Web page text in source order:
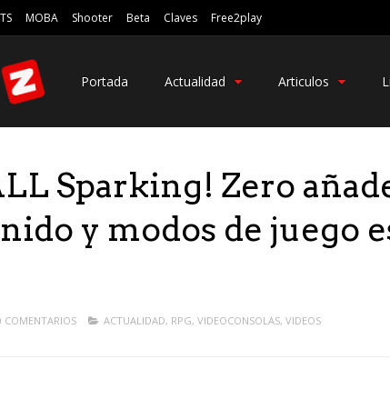
MOBA Shooter Beta Claves Free2play
Portada Actualidad Articulos
Sparking! Zero
y modos de juego
COMENTARIOS ACTUALIDAD, RPG, VIDEOCONSOLAS, VIDEOS